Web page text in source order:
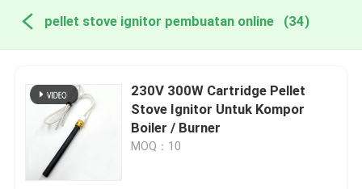
pellet stove ignitor pembuatan online (34)
230V 300W Cartridge Pellet
Stove Ignitor Untuk Kompor
Boiler / Burner
MOQ：10